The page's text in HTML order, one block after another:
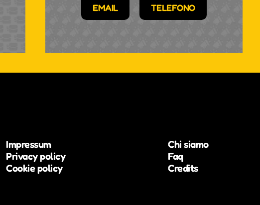
EMAIL TELEFONO
Impressum
Privacy policy
Cookie policy
Chi siamo
Faq
Credits